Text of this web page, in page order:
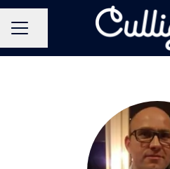
KARRIEREMENU
Del side